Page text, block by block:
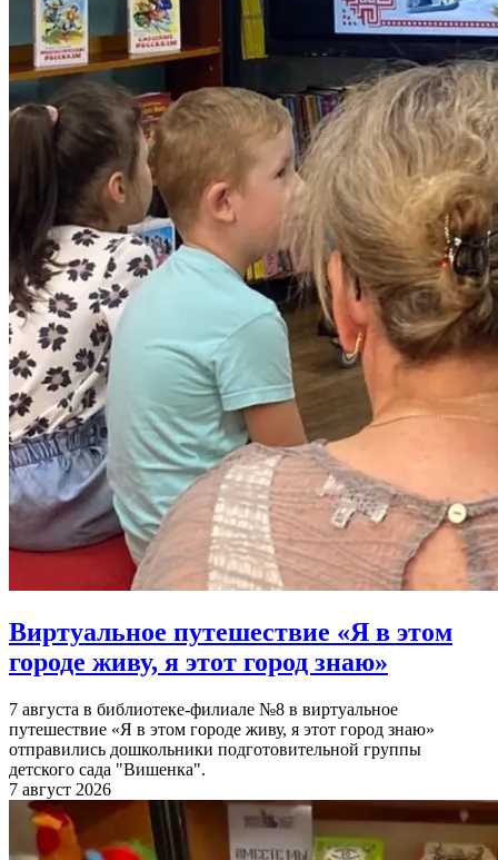
Виртуальное путешествие «Я в этом
городе живу, я этот город знаю»
7 августа в библиотеке-филиале №8 в виртуальное
путешествие «Я в этом городе живу, я этот город знаю»
отправились дошкольники подготовительной группы
детского сада "Вишенка".
7 август 2026